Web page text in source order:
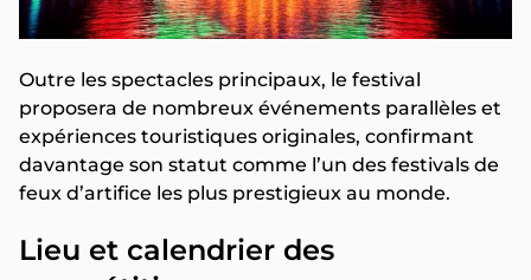
Outre les spectacles principaux, le festival
proposera de nombreux événements parallèles et
expériences touristiques originales, confirmant
davantage son statut comme l’un des festivals de
feux d’artifice les plus prestigieux au monde.
Lieu et calendrier des